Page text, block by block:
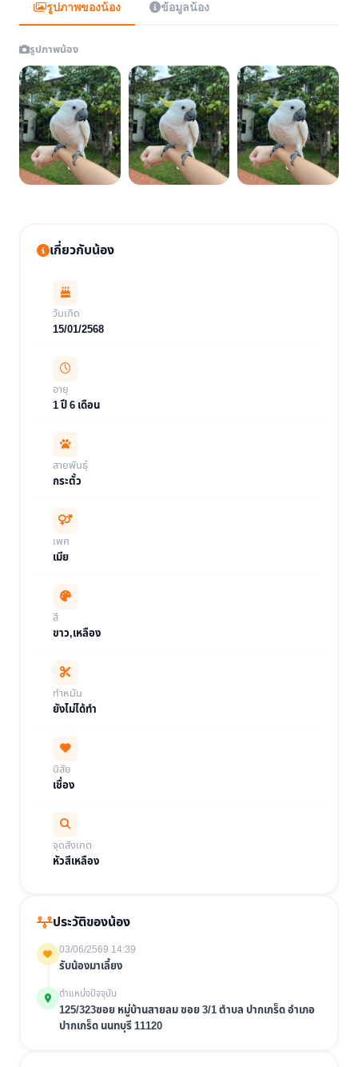
รูปภาพของน้อง ข้อมูลน้อง
รูปภาพน้อง
เกี่ยวกับน้อง
วันเกิด
15/01/2568
อายุ
1 ปี 6 เดือน
สายพันธุ์
กระตั้ว
เพศ
เมีย
สี
ขาว,เหลือง
ทำหมัน
ยังไม่ได้ทำ
นิสัย
เชื่อง
จุดสังเกต
หัวสีเหลือง
ประวัติของน้อง
03/06/2569 14:39
รับน้องมาเลี้ยง
ตำแหน่งปัจจุบัน
125/323ซอย หมู่บ้านสายลม ซอย 3/1 ตำบล ปากเกร็ด อำเภอ
ปากเกร็ด นนทบุรี 11120